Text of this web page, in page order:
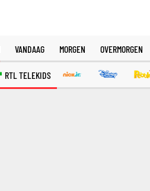
VANDAAG MORGEN OVERMORGEN
RTL TELEKIDS